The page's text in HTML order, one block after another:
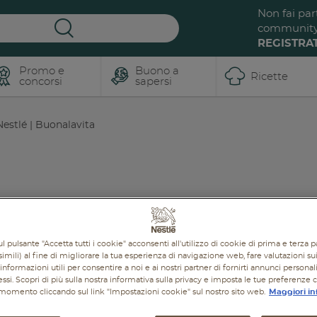
Non fai
Promo e
concorsi
Buono a
sapersi
Ricette
| Buonalavita
RICETTE
pulsante "Accetta tutti i cookie" acconsenti all'utilizzo di cookie di prima e terza
al fine di migliorare la tua esperienza di navigazione web, fare valutazioni
utili per consentire a noi e ai nostri partner di fornirti annunci
Scopri di più sulla nostra informativa sulla privacy e imposta le tue preferenze
cliccando sul link "Impostazioni cookie" sul nostro sito web.
Maggiori